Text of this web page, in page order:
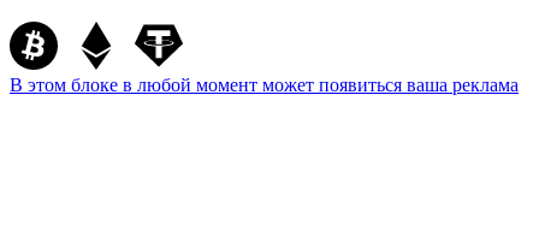
В этом блоке в любой момент может появиться ваша реклама